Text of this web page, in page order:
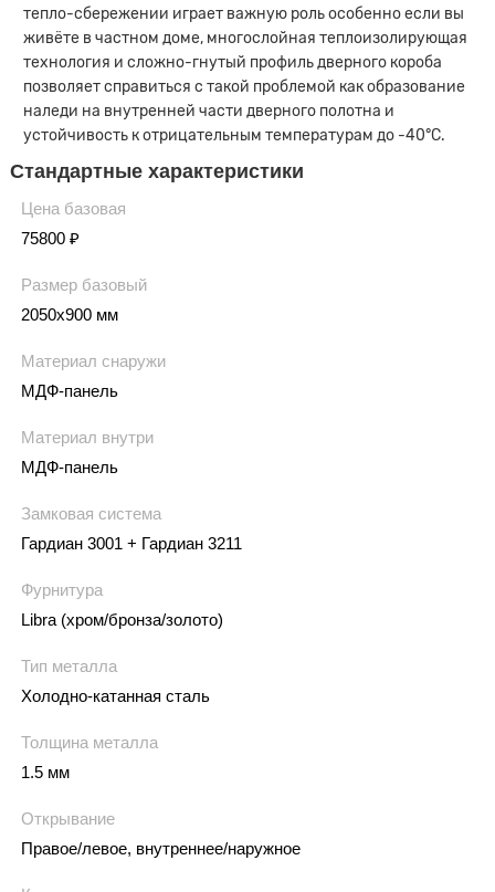
тепло-сбережении играет важную роль особенно если вы
живёте в частном доме, многослойная теплоизолирующая
технология и сложно-гнутый профиль дверного короба
позволяет справиться с такой проблемой как образование
наледи на внутренней части дверного полотна и
устойчивость к отрицательным температурам до -40°С.
Стандартные характеристики
Цена базовая
75800 ₽
Размер базовый
2050х900 мм
Материал снаружи
МДФ-панель
Материал внутри
МДФ-панель
Замковая система
Гардиан 3001 + Гардиан 3211
Фурнитура
Libra (хром/бронза/золото)
Тип металла
Холодно-катанная сталь
Толщина металла
1.5 мм
Открывание
Правое/левое, внутреннее/наружное